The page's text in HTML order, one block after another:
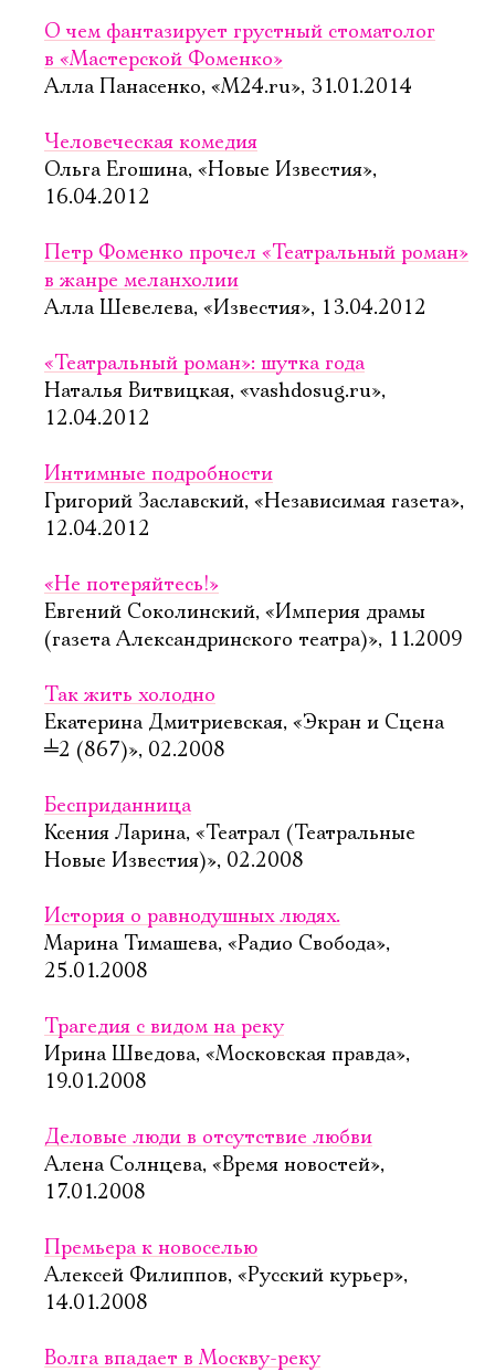
О чем фантазирует грустный стоматолог
в «Мастерской Фоменко»
Алла Панасенко, «М24.ru», 31.01.2014
Человеческая комедия
Ольга Егошина, «Новые Известия»,
16.04.2012
Петр Фоменко прочел «Театральный роман»
в жанре меланхолии
Алла Шевелева, «Известия», 13.04.2012
«Театральный роман»: шутка года
Наталья Витвицкая, «vashdosug.ru»,
12.04.2012
Интимные подробности
Григорий Заславский, «Независимая газета»,
12.04.2012
«Не потеряйтесь!»
Евгений Соколинский, «Империя драмы
(газета Александринского театра)», 11.2009
Так жить холодно
Екатерина Дмитриевская, «Экран и Сцена
╧2 (867)», 02.2008
Бесприданница
Ксения Ларина, «Театрал (Театральные
Новые Известия)», 02.2008
История о равнодушных людях.
Марина Тимашева, «Радио Свобода»,
25.01.2008
Трагедия с видом на реку
Ирина Шведова, «Московская правда»,
19.01.2008
Деловые люди в отсутствие любви
Алена Солнцева, «Время новостей»,
17.01.2008
Премьера к новоселью
Алексей Филиппов, «Русский курьер»,
14.01.2008
Волга впадает в Москву-реку